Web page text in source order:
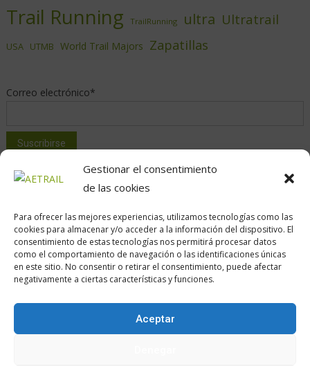
Gestionar el consentimiento
de las cookies
Para ofrecer las mejores experiencias, utilizamos tecnologías como las
cookies para almacenar y/o acceder a la información del dispositivo. El
consentimiento de estas tecnologías nos permitirá procesar datos
como el comportamiento de navegación o las identificaciones únicas
en este sitio. No consentir o retirar el consentimiento, puede afectar
negativamente a ciertas características y funciones.
Aceptar
Trail Running TrailRunning ultra Ultratrail
USA UTMB World Trail Majors Zapatillas
Correo electrónico*
Calle Daoiz, 12, Madrid